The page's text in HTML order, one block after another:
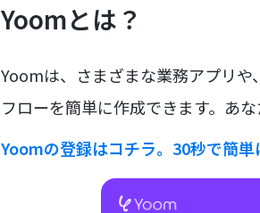
Yoomとは？
Yoomは、さまざまな業務アプリ
フローを簡単に作成できます。あ
Yoomの登録はコチラ。30秒で簡単